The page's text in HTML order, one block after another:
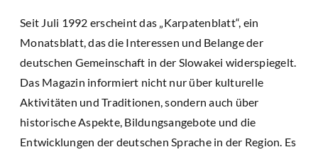
Seit Juli 1992 erscheint das „Karpatenblatt“, ein
Monatsblatt, das die Interessen und Belange der
deutschen Gemeinschaft in der Slowakei widerspiegelt.
Das Magazin informiert nicht nur über kulturelle
Aktivitäten und Traditionen, sondern auch über
historische Aspekte, Bildungsangebote und die
Entwicklungen der deutschen Sprache in der Region. Es